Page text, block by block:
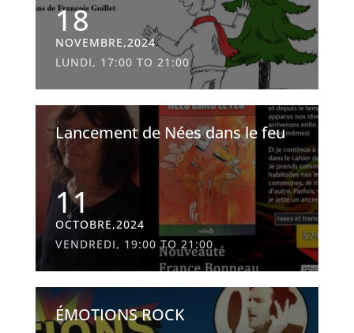
18
NOVEMBRE,2024
LUNDI, 17:00 TO 21:00
Lancement de Nées dans le feu
11
OCTOBRE,2024
VENDREDI, 19:00 TO 21:00
ÉMOTIONS ROCK